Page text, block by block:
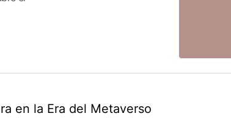
en la Era del Metaverso